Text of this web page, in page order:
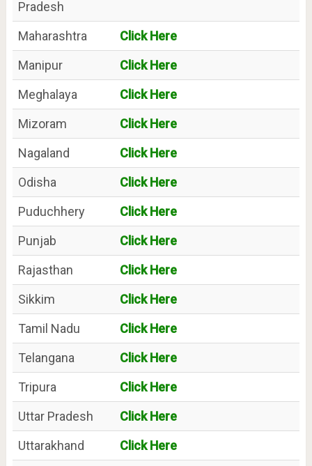
Pradesh
Maharashtra
Click Here
Manipur
Click Here
Meghalaya
Click Here
Mizoram
Click Here
Nagaland
Click Here
Odisha
Click Here
Puduchhery
Click Here
Punjab
Click Here
Rajasthan
Click Here
Sikkim
Click Here
Tamil Nadu
Click Here
Telangana
Click Here
Tripura
Click Here
Uttar Pradesh
Click Here
Uttarakhand
Click Here